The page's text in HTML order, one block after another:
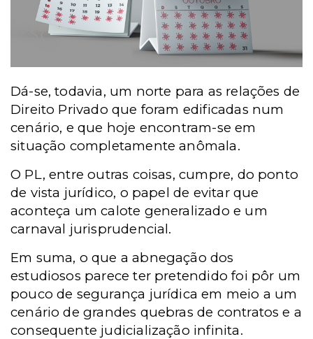
Dá-se, todavia, um norte para as relações de
Direito Privado que foram edificadas num
cenário, e que hoje encontram-se em
situação completamente anômala.
O PL, entre outras coisas, cumpre, do ponto
de vista jurídico, o papel de evitar que
aconteça um calote generalizado e um
carnaval jurisprudencial.
Em suma, o que a abnegação dos
estudiosos parece ter pretendido foi pôr um
pouco de segurança jurídica em meio a um
cenário de grandes quebras de contratos e a
consequente judicialização infinita.